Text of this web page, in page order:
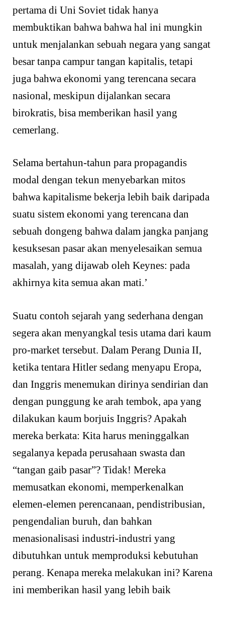
pertama di Uni Soviet tidak hanya
membuktikan bahwa bahwa hal ini mungkin
untuk menjalankan sebuah negara yang sangat
besar tanpa campur tangan kapitalis, tetapi
juga bahwa ekonomi yang terencana secara
nasional, meskipun dijalankan secara
birokratis, bisa memberikan hasil yang
cemerlang.
Selama bertahun-tahun para propagandis
modal dengan tekun menyebarkan mitos
bahwa kapitalisme bekerja lebih baik daripada
suatu sistem ekonomi yang terencana dan
sebuah dongeng bahwa dalam jangka panjang
kesuksesan pasar akan menyelesaikan semua
masalah, yang dijawab oleh Keynes: pada
akhirnya kita semua akan mati.’
Suatu contoh sejarah yang sederhana dengan
segera akan menyangkal tesis utama dari kaum
pro-market tersebut. Dalam Perang Dunia II,
ketika tentara Hitler sedang menyapu Eropa,
dan Inggris menemukan dirinya sendirian dan
dengan punggung ke arah tembok, apa yang
dilakukan kaum borjuis Inggris? Apakah
mereka berkata: Kita harus meninggalkan
segalanya kepada perusahaan swasta dan
“tangan gaib pasar”? Tidak! Mereka
memusatkan ekonomi, memperkenalkan
elemen-elemen perencanaan, pendistribusian,
pengendalian buruh, dan bahkan
menasionalisasi industri-industri yang
dibutuhkan untuk memproduksi kebutuhan
perang. Kenapa mereka melakukan ini? Karena
ini memberikan hasil yang lebih baik